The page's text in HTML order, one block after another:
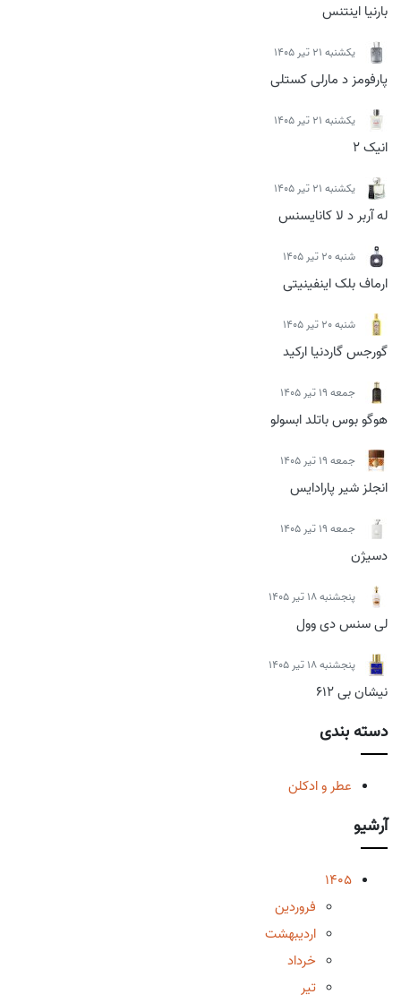
بارنیا اینتنس
يكشنبه 21 تیر 1405
پارفومز د مارلی کستلی
يكشنبه 21 تیر 1405
انیک 2
يكشنبه 21 تیر 1405
له آربر د لا کانایسنس
شنبه 20 تیر 1405
ارماف بلک اینفینیتی
شنبه 20 تیر 1405
گورجس گاردنیا ارکید
جمعه 19 تیر 1405
هوگو بوس باتلد ابسولو
جمعه 19 تیر 1405
انجلز شیر پارادایس
جمعه 19 تیر 1405
دسیژن
پنجشنبه 18 تیر 1405
لی سنس دی وول
پنجشنبه 18 تیر 1405
نیشان بی 612
دسته بندی
عطر و ادکلن
آرشیو
1405
فروردین
اردیبهشت
خرداد
تیر